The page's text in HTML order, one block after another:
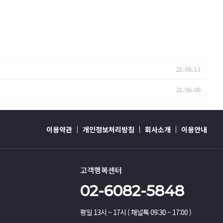
21.06.13
21.06.06
이용약관 개인정보처리방침 회사소개 이용안내
고객행복센터
02-6082-5848
평일 13시 ~ 17시 ( 채널톡 09:30 ~ 17:00 )